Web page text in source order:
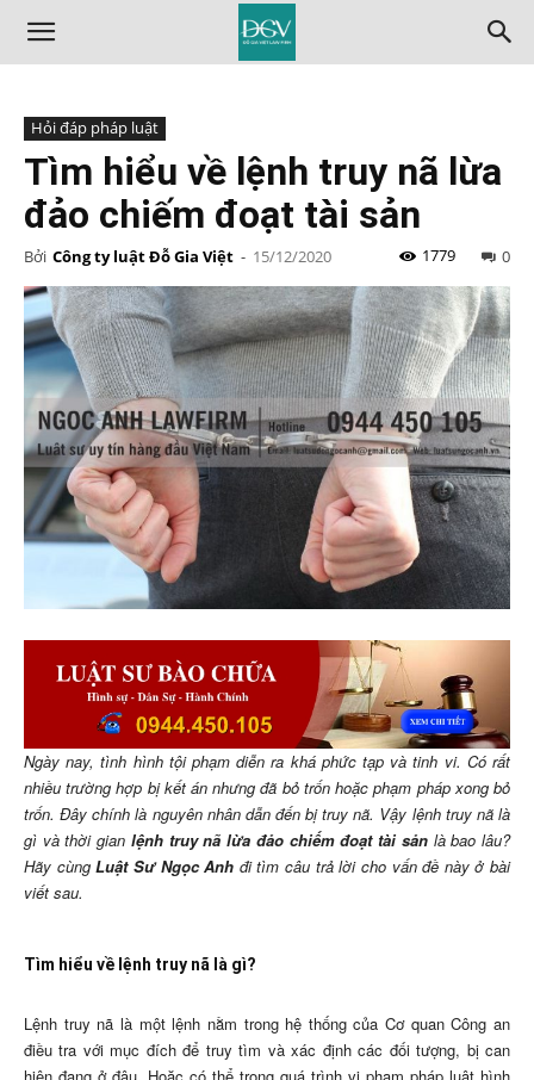
Hỏi đáp pháp luật
Tìm hiểu về lệnh truy nã lừa
đảo chiếm đoạt tài sản
Bởi Công ty luật Đỗ Gia Việt - 15/12/2020 0
1779
Ngày nay, tình hình tội phạm diễn ra khá phức tạp và tinh vi. Có rất
nhiều trường hợp bị kết án nhưng đã bỏ trốn hoặc phạm pháp xong bỏ
trốn. Đây chính là nguyên nhân dẫn đến bị truy nã. Vậy lệnh truy nã là
gì và thời gian lệnh truy nã lừa đảo chiếm đoạt tài sản là bao lâu?
Hãy cùngLuật Sư Ngọc Anh đi tìm câu trả lời cho vấn đề này ở bài
viết sau.
Tìm hiểu về lệnh truy nã là gì?
Lệnh truy nã là một lệnh nằm trong hệ thống của Cơ quan Công an
điều tra với mục đích để truy tìm và xác định các đối tượng, bị can